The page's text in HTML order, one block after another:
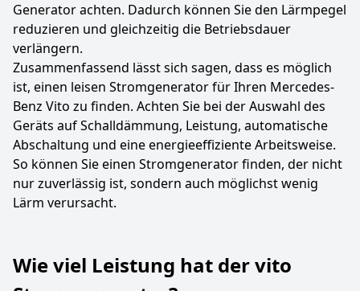
Generator achten. Dadurch können Sie den Lärmpegel
reduzieren und gleichzeitig die Betriebsdauer
verlängern.
Zusammenfassend lässt sich sagen, dass es möglich
ist, einen leisen Stromgenerator für Ihren Mercedes-
Benz Vito zu finden. Achten Sie bei der Auswahl des
Geräts auf Schalldämmung, Leistung, automatische
Abschaltung und eine energieeffiziente Arbeitsweise.
So können Sie einen Stromgenerator finden, der nicht
nur zuverlässig ist, sondern auch möglichst wenig
Lärm verursacht.
Wie viel Leistung hat der vito